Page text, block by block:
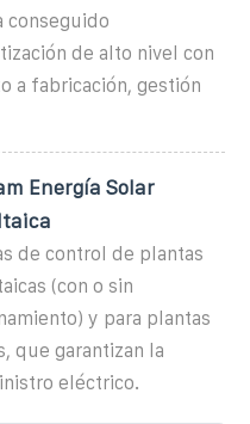
conseguido
de alto nivel con
a fabricación, gestión
Energía Solar
de control de plantas
(con o sin
y para plantas
que garantizan la
eléctrico.